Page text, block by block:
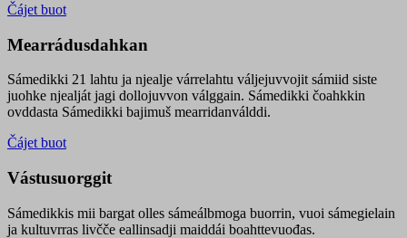
Čájet buot
Mearrádusdahkan
Sámedikki 21 lahtu ja njealje várrelahtu váljejuvvojit sámiid siste
juohke njealját jagi dollojuvvon válggain. Sámedikki čoahkkin
ovddasta Sámedikki bajimuš mearridanválddi.
Čájet buot
Vástusuorggit
Sámedikkis mii bargat olles sámeálbmoga buorrin, vuoi sámegielain
ja kultuvrras livčče eallinsadji maiddái boahttevuođas.